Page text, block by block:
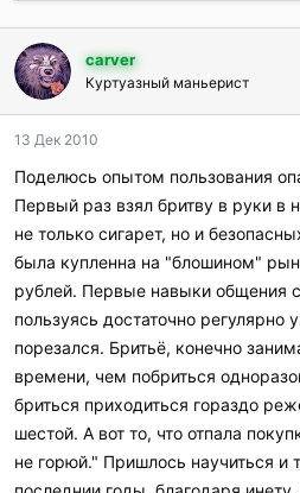
т
о
р
т
е
м
ы
т
а
н
а
ч
а
carver
Куртуазный маньерист
13 Дек 2010
Поделюсь опытом пользования
Первый раз взял бритву в руки в
не только сигарет, но и
была купленна на "блошином"
рублей. Первые навыки общения
пользуясь достаточно
порезался. Бритьё, конечно
времени, чем побриться
бриться приходиться гораздо
шестой. А вот то, что отпала
не горюй." Пришлось научиться и